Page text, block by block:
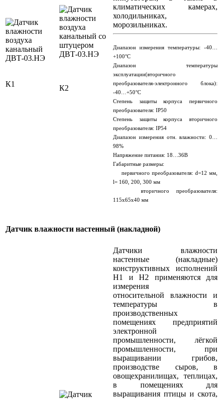
К1 К2
климатических камерах,
холодильниках,
морозильниках.
Диапазон измерения температуры: -40…
+100°С
Диапазон температуры
эксплуатации(вторичного
преобразователя-электронного блока):
-40…+50°С
Степень защиты корпуса первичного
преобразователя: IP50
Степень защиты корпуса вторичного
преобразователя: IP54
Диапазон измерения отн. влажности: 0…
98%
Напряжение питания: 18…36В
Габаритные размеры:
первичного преобразователя: d=12 мм,
l= 160, 200, 300 мм
вторичного преобразователя:
115х65х40 мм
Датчик влажности настенный (накладной)
Датчики влажности
настенные (накладные)
конструктивных исполнений
Н1 и Н2 применяются для
измерения
относительной влажности и
температуры в
производственных
помещениях предприятий
электронной
промышленности, лёгкой
промышленности, при
выращивании грибов,
производстве сыров, в
овощехранилищах, теплицах,
в помещениях для
выращивания птицы и скота,